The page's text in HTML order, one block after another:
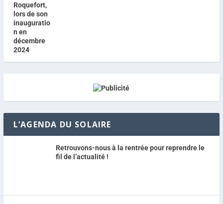
L’AGENDA DU SOLAIRE
Retrouvons-nous à la rentrée pour reprendre le
fil de l’actualité !